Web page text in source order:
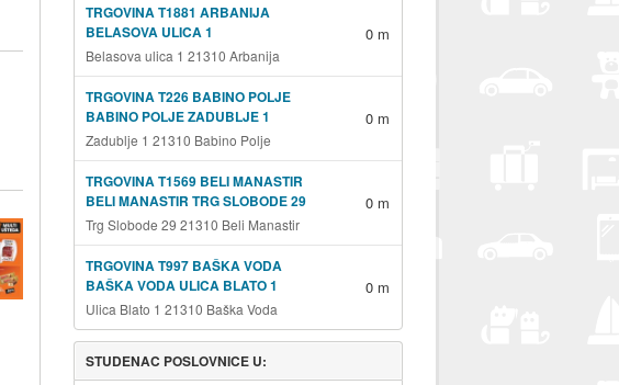
TRGOVINA T1881 ARBANIJA
BELASOVA ULICA 1
Belasova ulica 1 21310 Arbanija
0 m
TRGOVINA T226 BABINO POLJE
BABINO POLJE ZADUBLJE 1
Zadublje 1 21310 Babino Polje
0 m
TRGOVINA T1569 BELI MANASTIR
BELI MANASTIR TRG SLOBODE 29
Trg Slobode 29 21310 Beli Manastir
0 m
TRGOVINA T997 BAŠKA VODA
BAŠKA VODA ULICA BLATO 1
Ulica Blato 1 21310 Baška Voda
0 m
STUDENAC POSLOVNICE U: